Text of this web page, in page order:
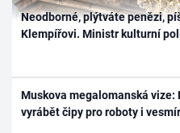
Neodborné, plýtváte penězi,
Klempířovi. Ministr kulturní
Muskova megalomanská
vyrábět čipy pro roboty i vesmír